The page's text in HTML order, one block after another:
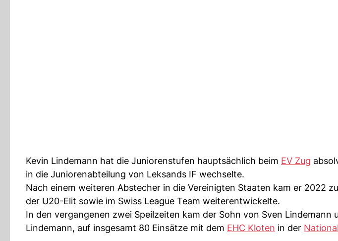
Kevin Lindemann hat die Juniorenstufen hauptsächlich beim EV Zug
in die Juniorenabteilung von Leksands IF wechselte.
Nach einem weiteren Abstecher in die Vereinigten Staaten kam er 2022
der U20-Elit sowie im Swiss League Team weiterentwickelte.
In den vergangenen zwei Speilzeiten kam der Sohn von Sven Lindemann
Lindemann, auf insgesamt 80 Einsätze mit dem EHC Kloten in der